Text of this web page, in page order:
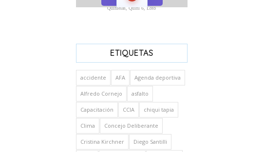
Quinielas, Quini 6, Loto
ETIQUETAS
accidente AFA Agenda deportiva
Alfredo Cornejo asfalto
Capacitación CCIA chiqui tapia
Clima Concejo Deliberante
Cristina Kirchner Diego Santilli